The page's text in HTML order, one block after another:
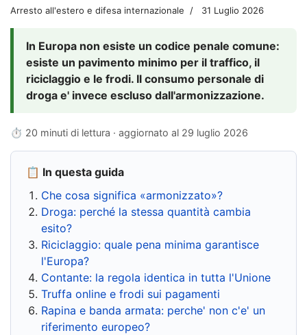
Arresto all'estero e difesa internazionale 31 Luglio 2026
In Europa non esiste un codice penale comune:
esiste un pavimento minimo per il traffico, il
riciclaggio e le frodi. Il consumo personale di
droga e' invece escluso dall'armonizzazione.
⏱ 20 minuti di lettura · aggiornato al 29 luglio 2026
📋 In questa guida
Che cosa significa «armonizzato»?
Droga: perché la stessa quantità cambia
esito?
Riciclaggio: quale pena minima garantisce
l'Europa?
Contante: la regola identica in tutta l'Unione
Truffa online e frodi sui pagamenti
Rapina e banda armata: perche' non c'e' un
riferimento europeo?